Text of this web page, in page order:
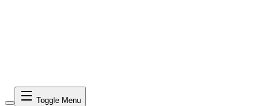
Toggle Menu